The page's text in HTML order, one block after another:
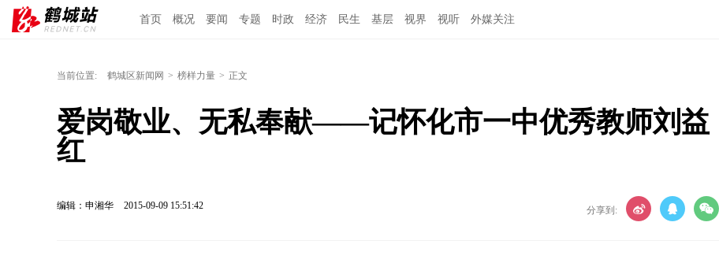
首页 概况 要闻 专题 时政 经济 民生 基层 视界 视听 外媒关注
当前位置: 鹤城区新闻网 > 榜样力量 > 正文
爱岗敬业、无私奉献——记怀化市一中优秀教师刘益
红
编辑：申湘华 2015-09-09 15:51:42 分享到: